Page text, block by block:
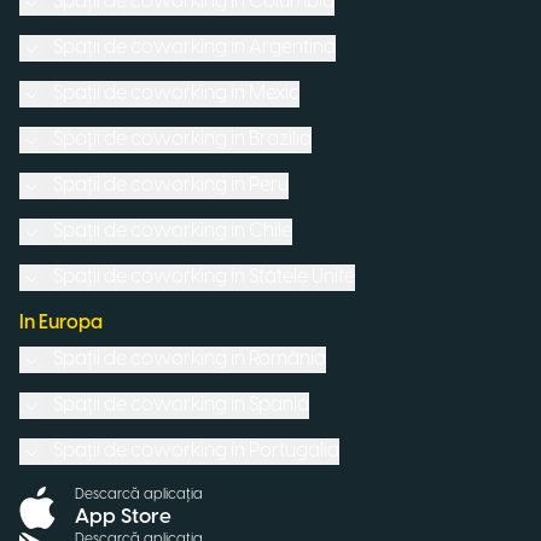
In Europa
Descarcă aplicația
App Store